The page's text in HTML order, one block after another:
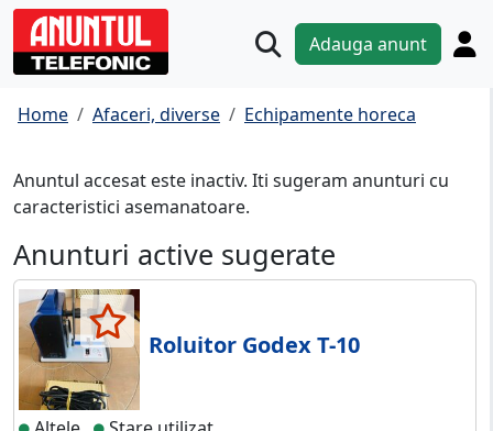
Adauga anunt
Home Afaceri, diverse Echipamente horeca
Anuntul accesat este inactiv. Iti sugeram anunturi cu
caracteristici asemanatoare.
Anunturi active sugerate
Roluitor Godex T-10